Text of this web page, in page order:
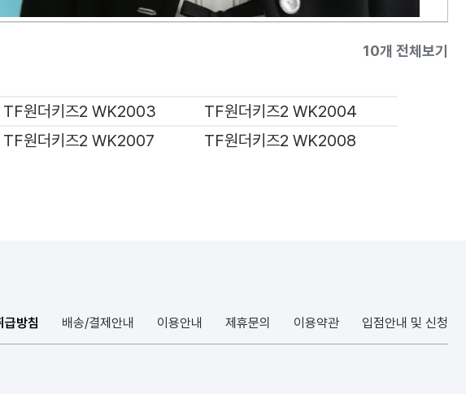
10개 전체보기
TF원더키즈2 WK2003
TF원더키즈2 WK2004
TF원더키즈2 WK2007 TF원더키즈2 WK2008
급방침 배송/결제안내 이용안내 제휴문의 이용약관 입점안내 및 신청